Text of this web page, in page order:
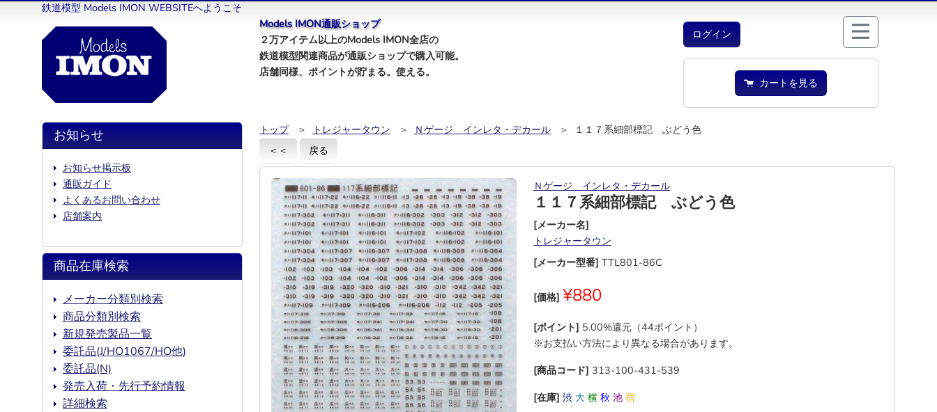
鉄道模型 Models IMON WEBSITEへようこそ
Models IMON通販ショップ
２万アイテム以上のModels IMON全店の
鉄道模型関連商品が通販ショップで購入可能。
店舗同様、ポイントが貯まる。使える。
ログイン
カートを見る
トップ ＞ トレジャータウン ＞ Ｎゲージ インレタ・デカール
＞ １１７系細部標記 ぶどう色
＜＜
戻る
Ｎゲージ インレタ・デカール
１１７系細部標記 ぶどう色
[メーカー名]
トレジャータウン
[メーカー型番] TTL801-86C
[価格] ¥880
[ポイント] 5.00%還元（44ポイント）
※お支払い方法により異なる場合があります。
[商品コード] 313-100-431-539
[在庫] 渋 大 横 秋 池 宿
お知らせ
お知らせ掲示板
通販ガイド
よくあるお問い合わせ
店舗案内
商品在庫検索
メーカー分類別検索
商品分類別検索
新規発売製品一覧
委託品(J/HO1067/HO他)
委託品(N)
発売入荷・先行予約情報
詳細検索